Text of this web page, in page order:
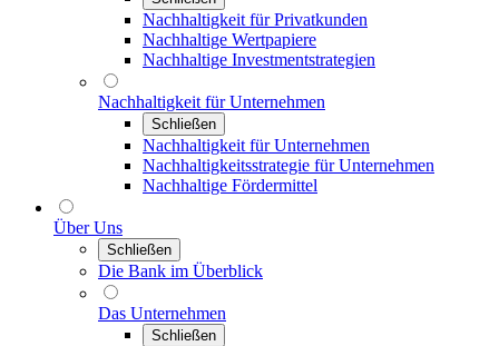
Nachhaltigkeit für Privatkunden
Nachhaltige Wertpapiere
Nachhaltige Investmentstrategien
Nachhaltigkeit für Unternehmen
Schließen
Nachhaltigkeit für Unternehmen
Nachhaltigkeitsstrategie für Unternehmen
Nachhaltige Fördermittel
Über Uns
Schließen
Die Bank im Überblick
Das Unternehmen
Schließen